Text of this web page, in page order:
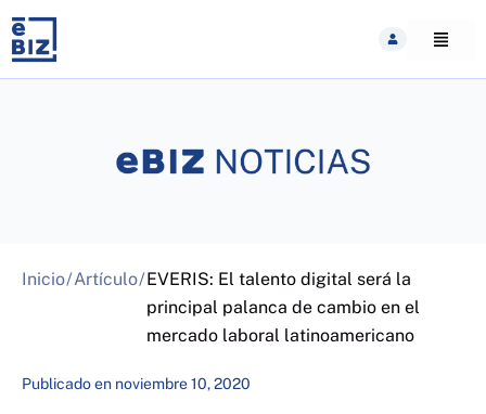
content
Inicio/Artículo/EVERIS: El talento digital será la
principal palanca de cambio en el
mercado laboral latinoamericano
Publicado en noviembre 10, 2020